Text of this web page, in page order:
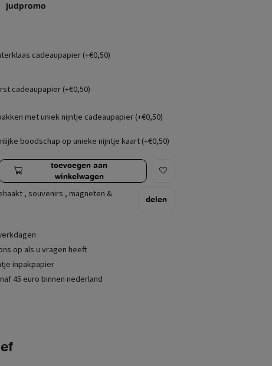
judpromo
cadeaupapier (+€0,50)
cadeaupapier (+€0,50)
met uniek nijntje cadeaupapier (+€0,50)
boodschap op unieke nijntje kaart (+€0,50)
toevoegen aan
winkelwagen
, souvenirs , magneten &
delen
op als u vragen heeft
inpakpapier
45 euro binnen nederland